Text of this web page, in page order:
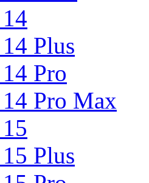
Plus
Pro
Pro Max
Plus